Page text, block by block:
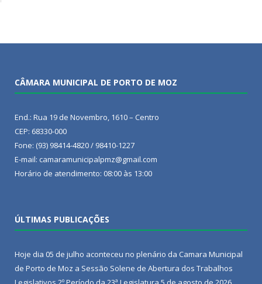
CÂMARA MUNICIPAL DE PORTO DE MOZ
End.: Rua 19 de Novembro, 1610 – Centro
CEP: 68330-000
Fone: (93) 98414-4820 / 98410-1227
E-mail: camaramunicipalpmz@gmail.com
Horário de atendimento: 08:00 às 13:00
ÚLTIMAS PUBLICAÇÕES
Hoje dia 05 de julho aconteceu no plenário da Camara Municipal
de Porto de Moz a Sessão Solene de Abertura dos Trabalhos